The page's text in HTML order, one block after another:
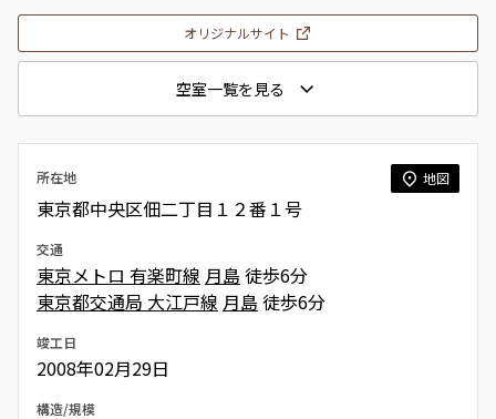
オリジナルサイト
空室一覧を見る
所在地 地図
東京都中央区佃二丁目１２番１号
交通
東京メトロ 有楽町線 月島徒歩6分
東京都交通局 大江戸線 月島徒歩6分
竣工日
2008年02月29日
構造/規模